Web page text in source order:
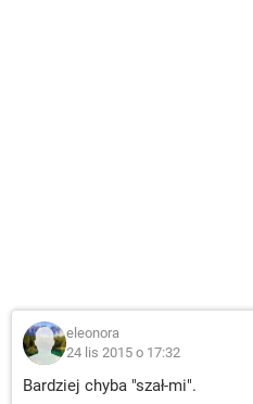
eleonora
24 lis 2015 o 17:32
Bardziej chyba "szał-mi".